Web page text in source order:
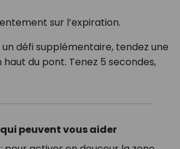
sur l’expiration.
défi supplémentaire, tendez une
du pont. Tenez 5 secondes,
peuvent vous aider